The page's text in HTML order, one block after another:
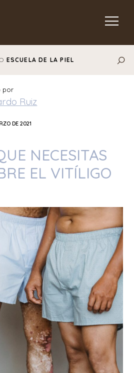
ESCUELA DE LA PIEL
por
Ruiz
DE 2021
NECESITAS
EL VITÍLIGO